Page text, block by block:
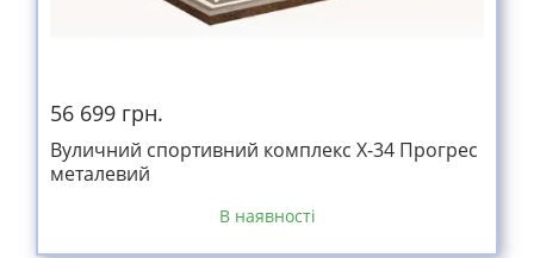
56 699 грн.
Вуличний спортивний комплекс Х-34 Прогрес
металевий
В наявності